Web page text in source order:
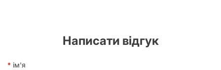
Написати відгук
ім'я